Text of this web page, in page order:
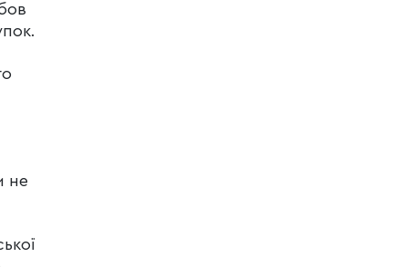
не